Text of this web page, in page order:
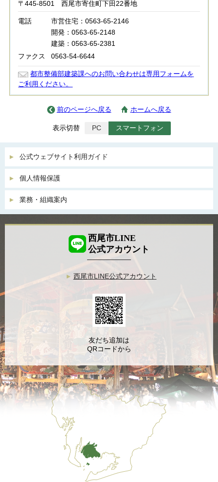
〒445-8501 西尾市寄住町下田22番地
電話
市営住宅：0563-65-2146
開発：0563-65-2148
建築：0563-65-2381
ファクス
0563-54-6644
都市整備部建築課へのお問い合わせは専用フォームを
ご利用ください。
前のページへ戻る ホームへ戻る
表示切替 PC スマートフォン
公式ウェブサイト利用ガイド
個人情報保護
業務・組織案内
西尾市LINE
公式アカウント
西尾市LINE公式アカウント
友だち追加は
QRコードから